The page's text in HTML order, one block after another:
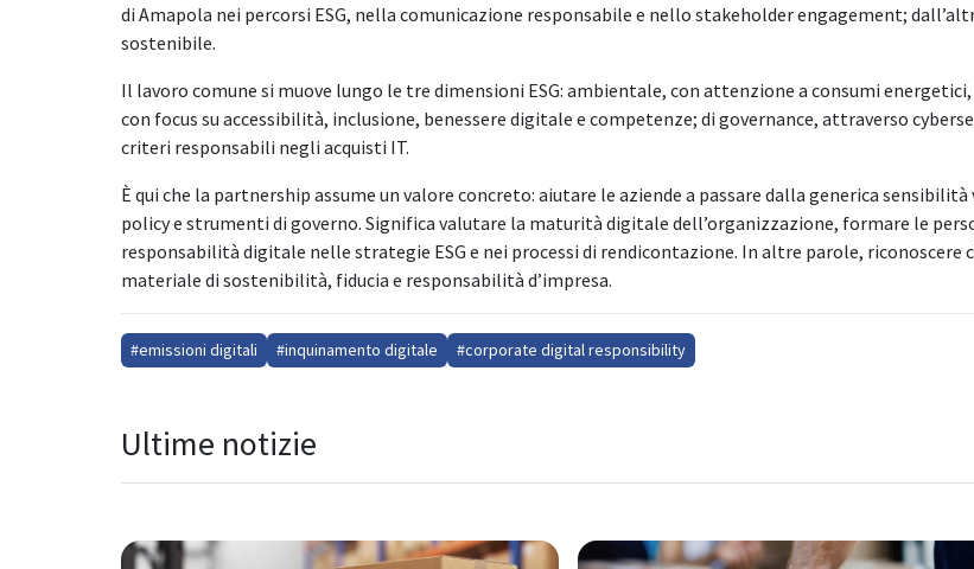
di Amapola nei percorsi ESG, nella comunicazione responsabile e nello stakeholder engagement;
sostenibile.
Il lavoro comune si muove lungo le tre dimensioni ESG: ambientale, con attenzione a consumi
con focus su accessibilità, inclusione, benessere digitale e competenze; di governance, attraverso
criteri responsabili negli acquisti IT.
È qui che la partnership assume un valore concreto: aiutare le aziende a passare dalla generica
policy e strumenti di governo. Significa valutare la maturità digitale dell’organizzazione, formare le
responsabilità digitale nelle strategie ESG e nei processi di rendicontazione. In altre parole,
materiale di sostenibilità, fiducia e responsabilità d’impresa.
#emissioni digitali #inquinamento digitale #corporate digital responsibility
Ultime notizie